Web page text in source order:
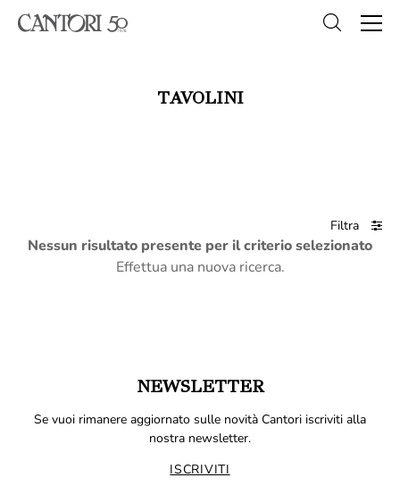
TAVOLINI
Filtra
Nessun risultato presente per il criterio selezionato
Effettua una nuova ricerca.
NEWSLETTER
Se vuoi rimanere aggiornato sulle novità Cantori iscriviti alla
nostra newsletter.
ISCRIVITI